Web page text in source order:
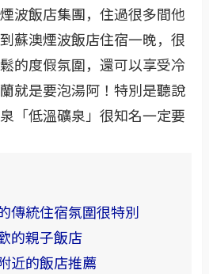
波飯店集團，住過很多間他
蘇澳煙波飯店住宿一晚，很
的度假氛圍，還可以享受冷
就是要泡湯阿！特別是聽說
「低溫礦泉」很知名一定要
傳統住宿氛圍很特別
的親子飯店
近的飯店推薦